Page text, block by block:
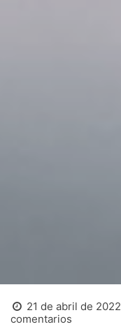
21 de abril de 2022
comentarios